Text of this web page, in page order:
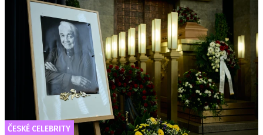
ČESKÉ CELEBRITY